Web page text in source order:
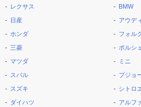
レクサス
日産
ホンダ
三菱
マツダ
スバル
スズキ
ダイハツ
BMW
アウデ
フォル
ポルシ
ミニ
プジョ
シトロ
アルフ